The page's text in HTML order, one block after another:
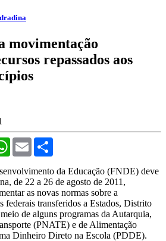
movimentação
repassados aos
WhatsApp
Email
da Educação (FNDE) deve
de 22 a 26 de agosto de 2011,
as novas normas sobre a
federais transferidos a Estados, Distrito
de alguns programas da Autarquia,
(PNATE) e de Alimentação
Dinheiro Direto na Escola (PDDE).